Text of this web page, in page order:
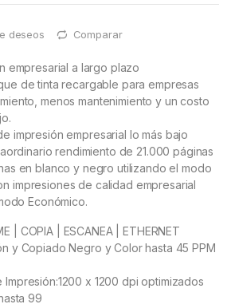
deseos Comparar
empresarial a largo plazo
de tinta recargable para empresas
menos mantenimiento y un costo
impresión empresarial lo más bajo
rendimiento de 21.000 páginas
en blanco y negro utilizando el modo
impresiones de calidad empresarial
Económico.
| COPIA | ESCANEA | ETHERNET
y Copiado Negro y Color hasta 45 PPM
x 1200 dpi optimizados
99